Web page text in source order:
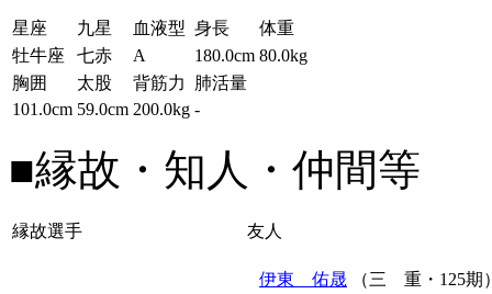
星座 九星 血液型 身長
体重
牡牛座
七赤 A 180.0cm 80.0kg
胸囲
太股 背筋力
肺活量
101.0cm 59.0cm 200.0kg -
■縁故・知人・仲間等
縁故選手 友人
伊東 佑晟 （三 重・125期